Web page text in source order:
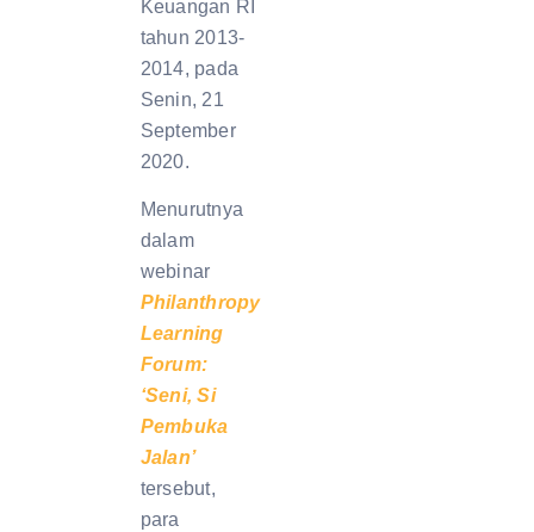
Keuangan RI
tahun 2013-
2014, pada
Senin, 21
September
2020.
Menurutnya
dalam
webinar
Philanthropy
Learning
Forum:
‘Seni, Si
Pembuka
Jalan’
tersebut,
para